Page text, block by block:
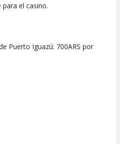
el casino.
Puerto Iguazú: 700ARS por